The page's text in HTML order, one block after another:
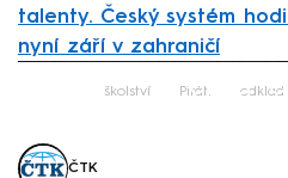
talenty. Český systém
nyní září v zahraničí
Failed to
školství Piráti odklad
ČTK